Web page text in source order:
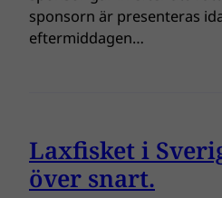
sponsorn är presenteras
eftermiddagen…
Laxfisket i
över snart.